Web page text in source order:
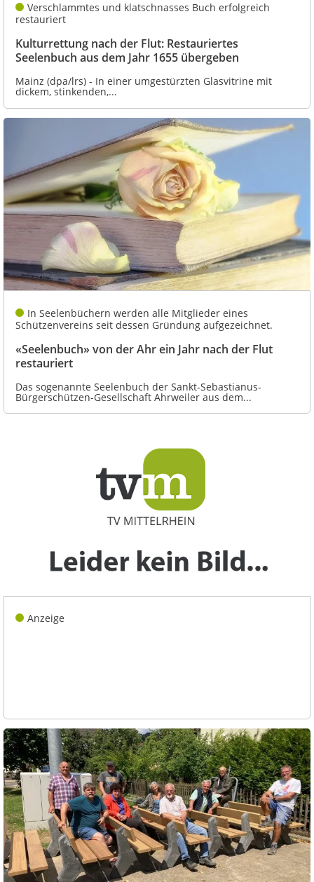
Verschlammtes und klatschnasses Buch erfolgreich
restauriert
Kulturrettung nach der Flut: Restauriertes
Seelenbuch aus dem Jahr 1655 übergeben
Mainz (dpa/lrs) - In einer umgestürzten Glasvitrine mit
dickem, stinkenden,...
In Seelenbüchern werden alle Mitglieder eines
Schützenvereins seit dessen Gründung aufgezeichnet.
«Seelenbuch» von der Ahr ein Jahr nach der Flut
restauriert
Das sogenannte Seelenbuch der Sankt-Sebastianus-
Bürgerschützen-Gesellschaft Ahrweiler aus dem...
Anzeige